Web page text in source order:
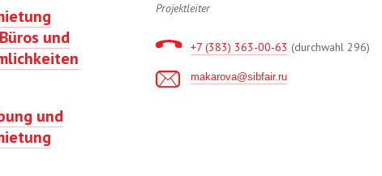
Projektleiter
+7 (383) 363-00-63 (durchwahl 296)
makarova@sibfair.ru
und
und